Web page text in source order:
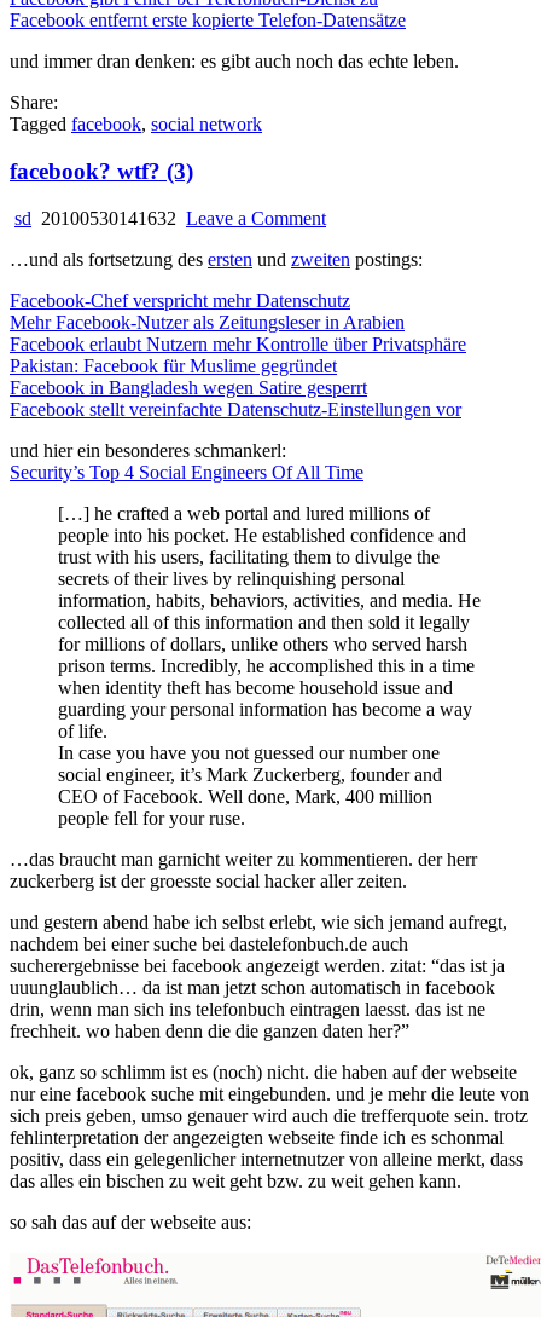
Facebook entfernt erste kopierte Telefon-Datensätze
und immer dran denken: es gibt auch noch das echte leben.
Share:
Tagged facebook, social network
facebook? wtf? (3)
sd 20100530141632 Leave a Commenton
wtf?
…und als fortsetzung des ersten und zweiten postings:
Facebook-Chef verspricht mehr Datenschutz
Mehr Facebook-Nutzer als Zeitungsleser in Arabien
Facebook erlaubt Nutzern mehr Kontrolle über Privatsphäre
Pakistan: Facebook für Muslime gegründet
Facebook in Bangladesh wegen Satire gesperrt
Facebook stellt vereinfachte Datenschutz-Einstellungen vor
und hier ein besonderes schmankerl:
Security’s Top 4 Social Engineers Of All Time
[…] he crafted a web portal and lured millions of
people into his pocket. He established confidence and
trust with his users, facilitating them to divulge the
secrets of their lives by relinquishing personal
information, habits, behaviors, activities, and media. He
collected all of this information and then sold it legally
for millions of dollars, unlike others who served harsh
prison terms. Incredibly, he accomplished this in a time
when identity theft has become household issue and
guarding your personal information has become a way
of life.
In case you have you not guessed our number one
social engineer, it’s Mark Zuckerberg, founder and
CEO of Facebook. Well done, Mark, 400 million
people fell for your ruse.
…das braucht man garnicht weiter zu kommentieren. der herr
zuckerberg ist der groesste social hacker aller zeiten.
und gestern abend habe ich selbst erlebt, wie sich jemand aufregt,
nachdem bei einer suche bei dastelefonbuch.de auch
sucherergebnisse bei facebook angezeigt werden. zitat: “das ist ja
uuunglaublich… da ist man jetzt schon automatisch in facebook
drin, wenn man sich ins telefonbuch eintragen laesst. das ist ne
frechheit. wo haben denn die die ganzen daten her?”
ok, ganz so schlimm ist es (noch) nicht. die haben auf der webseite
nur eine facebook suche mit eingebunden. und je mehr die leute von
sich preis geben, umso genauer wird auch die trefferquote sein. trotz
fehlinterpretation der angezeigten webseite finde ich es schonmal
positiv, dass ein gelegenlicher internetnutzer von alleine merkt, dass
das alles ein bischen zu weit geht bzw. zu weit gehen kann.
so sah das auf der webseite aus: